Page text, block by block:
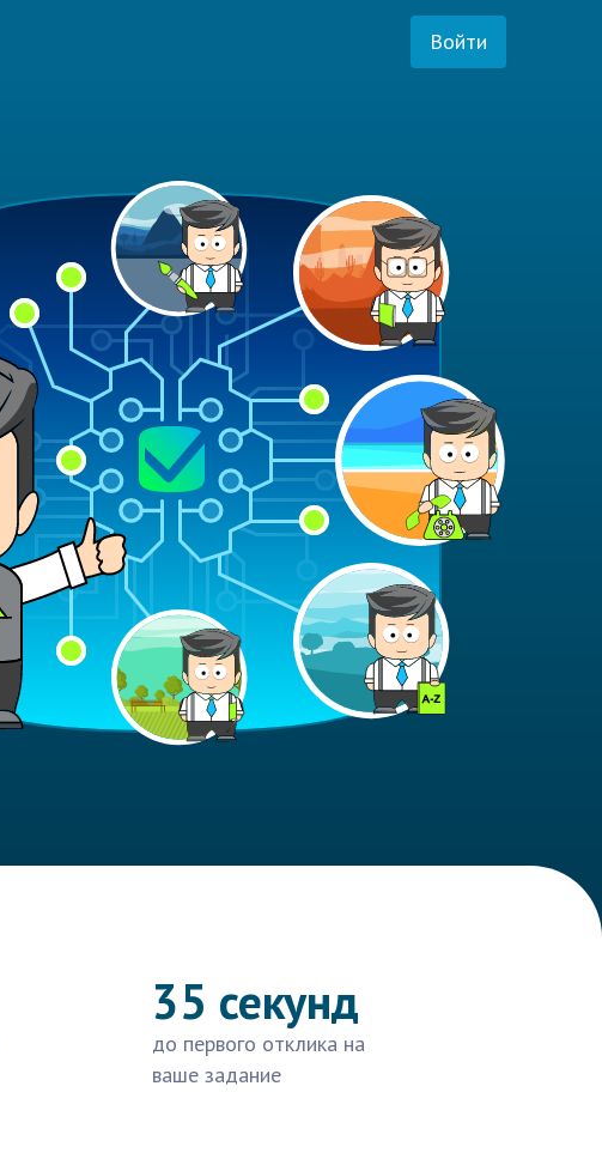
Войти
35 секунд
до первого отклика на
ваше задание